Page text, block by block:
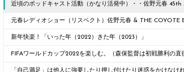
近頃のポッドキャスト活動（かなり活発中）・・佐野元春
また
元春レディオショー（リスペクト）佐野元春 & THE COYOTE
25日(日) 愛知・愛知県芸術劇場大ホールの客席に僕はいた、と
新年快楽！「いった年（2022）きた年（2023）」
FIFAワールドカップ2022を楽しむ。（森保監督は初戦勝利の
言ってたけど、するよね。
「自己満足」は他人に強要したり押し付けたり迷惑をかけなけ